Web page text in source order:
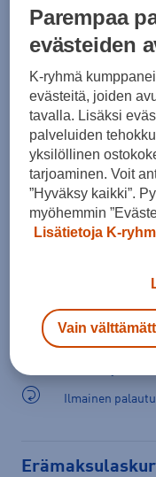
Tarkista saatavuus
Verkkokauppa:
Valitse koko
Arvioitu
Ilmainen
Parempaa
evästeiden
K-ryhmä
evästeitä, joiden
tavalla. Lisäksi
palveluiden
yksilöllinen
tarjoaminen. Voit
”Hyväksy kaikki”.
myöhemmin
Lisätietoja K-
Vain